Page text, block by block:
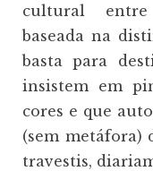
cultural entre
baseada na
basta para
insistem em
cores e que
(sem metáfora)
travestis,